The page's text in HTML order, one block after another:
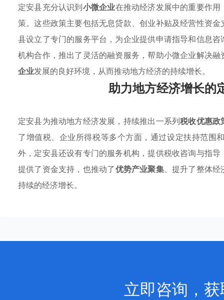
定安县充分认识到小微企业在推动经济发展中的重要作
策。这些政策主要包括无息贷款、创业补贴及经营性资
县设立了专门的服务平台，为企业提供申请指导和信息
机构合作，推出了灵活的融资服务，帮助小微企业解决
企业发展的良好环境，从而推动地方经济的持续增长。
助力地方经济增长的
定安县为推动地方经济发展，持续推出一系列税收优惠政
了增值税、企业所得税等多个方面，通过设定扶持范围
外，定安县还设有专门的服务机构，提供税收咨询与指
提供了资金支持，也推动了优势产业聚集、提升了整体经
持续的经济增长。
立即咨询，